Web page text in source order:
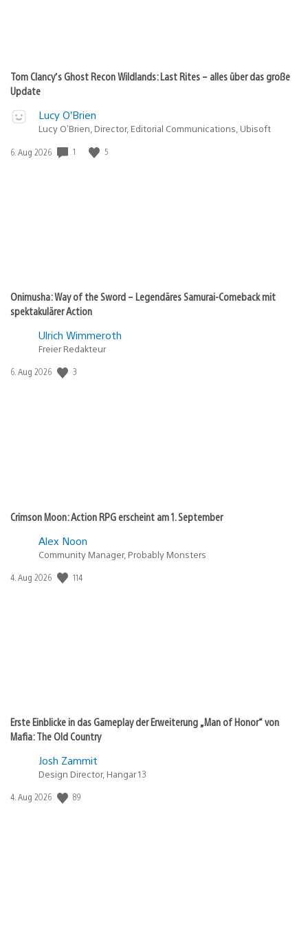
Tom Clancy’s Ghost Recon Wildlands: Last Rites – alles über das große
Update
Lucy O’Brien
Lucy O’Brien, Director, Editorial Communications, Ubisoft
Veröffentlichungsdatum:
6. Aug 2026 1 5
Onimusha: Way of the Sword – Legendäres Samurai-Comeback mit
spektakulärer Action
Ulrich Wimmeroth
Freier Redakteur
Veröffentlichungsdatum:
6. Aug 2026 3
Crimson Moon: Action RPG erscheint am 1. September
Alex Noon
Community Manager, Probably Monsters
Veröffentlichungsdatum:
4. Aug 2026 114
Erste Einblicke in das Gameplay der Erweiterung „Man of Honor“ von
Mafia: The Old Country
Josh Zammit
Design Director, Hangar 13
Veröffentlichungsdatum:
4. Aug 2026 89